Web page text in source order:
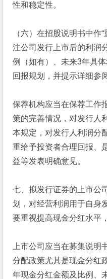
性和稳定性。
（六）在招股说明书中作
注公司发行上市后的利润
例（如有）、未来3年具
回报规划，并提示详细参
保荐机构应当在保荐工作
策的完善情况，对发行人
本规定，对发行人利润分
重给予投资者合理回报、
益等发表明确意见。
七、拟发行证券的上市公
划，对经营利润用于自身
要重视提高现金分红水平
上市公司应当在募集说明
分配政策尤其是现金分红
年现金分红金额及比例、